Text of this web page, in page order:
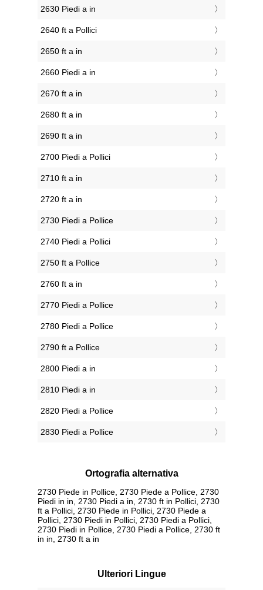
2630 Piedi a in
2640 ft a Pollici
2650 ft a in
2660 Piedi a in
2670 ft a in
2680 ft a in
2690 ft a in
2700 Piedi a Pollici
2710 ft a in
2720 ft a in
2730 Piedi a Pollice
2740 Piedi a Pollici
2750 ft a Pollice
2760 ft a in
2770 Piedi a Pollice
2780 Piedi a Pollice
2790 ft a Pollice
2800 Piedi a in
2810 Piedi a in
2820 Piedi a Pollice
2830 Piedi a Pollice
Ortografia alternativa
2730 Piede in Pollice, 2730 Piede a Pollice, 2730
Piedi in in, 2730 Piedi a in, 2730 ft in Pollici, 2730
ft a Pollici, 2730 Piede in Pollici, 2730 Piede a
Pollici, 2730 Piedi in Pollici, 2730 Piedi a Pollici,
2730 Piedi in Pollice, 2730 Piedi a Pollice, 2730 ft
in in, 2730 ft a in
Ulteriori Lingue